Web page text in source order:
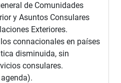
de Comunidades
y Asuntos Consulares
Exteriores.
connacionales en países
disminuida, sin
consulares.